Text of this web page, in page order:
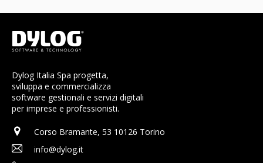
Dylog Italia Spa progetta,
sviluppa e commercializza
software gestionali e servizi digitali
per imprese e professionisti.
Corso Bramante, 53 10126 Torino
info@dylog.it